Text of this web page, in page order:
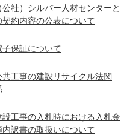
公社）シルバー人材センターと
契約内容の公表について
子保証について
共工事の建設リサイクル法関
設工事の入札時における入札金
内訳書の取扱いについて